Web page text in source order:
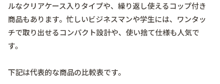
ルなクリアケース入りタイプや、繰り返し使えるコップ付き
商品もあります。忙しいビジネスマンや学生には、ワンタッ
チで取り出せるコンパクト設計や、使い捨て仕様も人気で
す。
下記は代表的な商品の比較表です。